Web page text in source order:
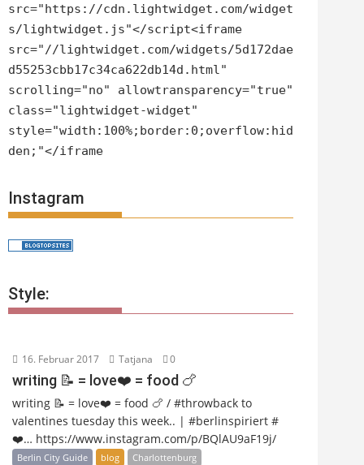
src="https://cdn.lightwidget.com/widget
s/lightwidget.js"</script<iframe
src="//lightwidget.com/widgets/5d172dae
d55253cbb17c34ca622db14d.html"
scrolling="no" allowtransparency="true"
class="lightwidget-widget"
style="width:100%;border:0;overflow:hid
den;"</iframe
Instagram
Style:
16. Februar 2017 Tatjana 0
writing 📝 = love❤️ = food 🍗
writing 📝 = love❤️ = food 🍗 / #throwback to
valentines tuesday this week.. | #berlinspiriert #
❤️… https://www.instagram.com/p/BQlAU9aF19j/
Berlin City Guide blog
Charlottenburg